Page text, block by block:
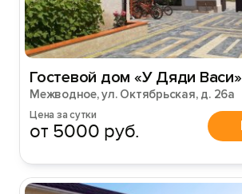
Гостевой дом «У Дяди Васи»
Межводное, ул. Октябрьская, д. 26а
Цена за сутки
от 5000 руб.